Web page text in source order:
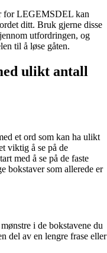
for LEGEMSDEL kan
ditt. Bruk gjerne disse
utfordringen, og
til å løse gåten.
ulikt antall
et ord som kan ha ulikt
viktig å se på de
med å se på de faste
bokstaver som allerede er
i de bokstavene du
del av en lengre frase eller